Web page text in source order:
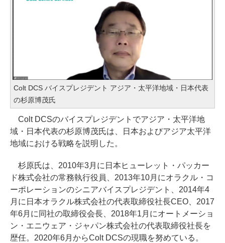
Colt DCS バイスプレジデント アジア・太平洋地域・日本代表
の杉原博茂氏
Colt DCSのバイスプレジデントでアジア・太平洋地
域・日本代表の杉原博茂氏は、日本およびアジア太平洋
地域における戦略を説明した。
杉原氏は、2010年3月に日本ヒューレット・パッカー
ド株式会社の常務執行役員、2013年10月にオラクル・コ
ーポレーションのシニアバイスプレジデント、2014年4
月に日本オラクル株式会社の代表取締役社長CEO、2017
年6月に同社の取締役会長、2018年1月にオートメーショ
ン・エニウェア・ジャパン株式会社の代表取締役社長を
歴任。2020年6月からColt DCSの現職を努めている。